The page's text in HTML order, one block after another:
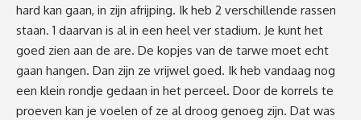
hard kan gaan, in zijn afrijping. Ik heb 2 verschillende rassen
staan. 1 daarvan is al in een heel ver stadium. Je kunt het
goed zien aan de are. De kopjes van de tarwe moet echt
gaan hangen. Dan zijn ze vrijwel goed. Ik heb vandaag nog
een klein rondje gedaan in het perceel. Door de korrels te
proeven kan je voelen of ze al droog genoeg zijn. Dat was